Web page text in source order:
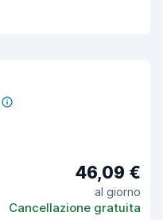
46,09 €
al giorno
Cancellazione gratuita